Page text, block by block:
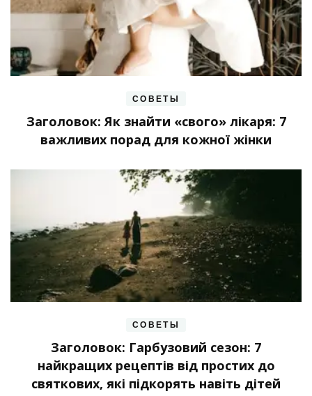
СОВЕТЫ
Заголовок: Як знайти «свого» лікаря: 7
важливих порад для кожної жінки
СОВЕТЫ
Заголовок: Гарбузовий сезон: 7
найкращих рецептів від простих до
святкових, які підкорять навіть дітей